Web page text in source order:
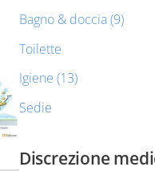
Bagno & doccia (9)
Toilette
Igiene (13)
Sedie
Discrezione